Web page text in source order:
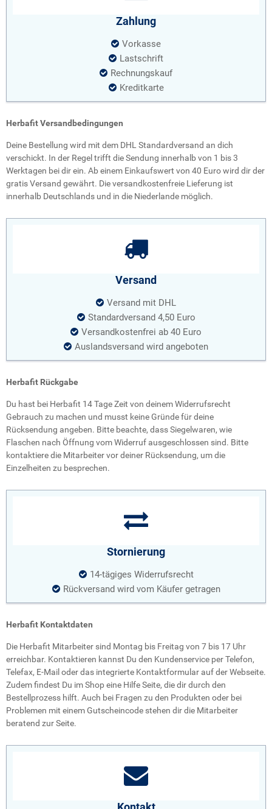
Zahlung
Vorkasse
Lastschrift
Rechnungskauf
Kreditkarte
Herbafit Versandbedingungen
Deine Bestellung wird mit dem DHL Standardversand an dich
verschickt. In der Regel trifft die Sendung innerhalb von 1 bis 3
Werktagen bei dir ein. Ab einem Einkaufswert von 40 Euro wird dir der
gratis Versand gewährt. Die versandkostenfreie Lieferung ist
innerhalb Deutschlands und in die Niederlande möglich.
Versand
Versand mit DHL
Standardversand 4,50 Euro
Versandkostenfrei ab 40 Euro
Auslandsversand wird angeboten
Herbafit Rückgabe
Du hast bei Herbafit 14 Tage Zeit von deinem Widerrufsrecht
Gebrauch zu machen und musst keine Gründe für deine
Rücksendung angeben. Bitte beachte, dass Siegelwaren, wie
Flaschen nach Öffnung vom Widerruf ausgeschlossen sind. Bitte
kontaktiere die Mitarbeiter vor deiner Rücksendung, um die
Einzelheiten zu besprechen.
Stornierung
14-tägiges Widerrufsrecht
Rückversand wird vom Käufer getragen
Herbafit Kontaktdaten
Die Herbafit Mitarbeiter sind Montag bis Freitag von 7 bis 17 Uhr
erreichbar. Kontaktieren kannst Du den Kundenservice per Telefon,
Telefax, E-Mail oder das integrierte Kontaktformular auf der Webseite.
Zudem findest Du im Shop eine Hilfe Seite, die dir durch den
Bestellprozess hilft. Auch bei Fragen zu den Produkten oder bei
Problemen mit einem Gutscheincode stehen dir die Mitarbeiter
beratend zur Seite.